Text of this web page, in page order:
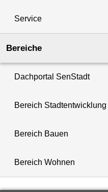
Service
Bereiche
Dachportal SenStadt
Bereich Stadtentwicklung
Bereich Bauen
Bereich Wohnen